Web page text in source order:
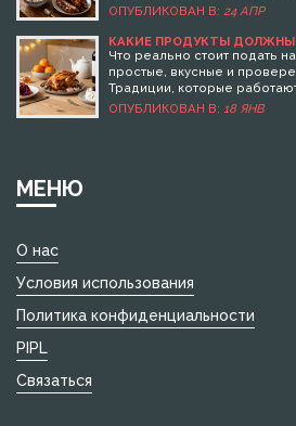
ОПУБЛИКОВАН В: 24 АПР
КАКИЕ ПРОДУКТЫ
СТОЛЕ 2024: ТРАДИЦИИ И
ЛИШНЕГО
Что реально стоит подать
простые, вкусные и
Традиции, которые
убрать.
ОПУБЛИКОВАН В: 18 ЯНВ
МЕНЮ
О нас
Условия использования
Политика конфиденциальности
PIPL
Связаться